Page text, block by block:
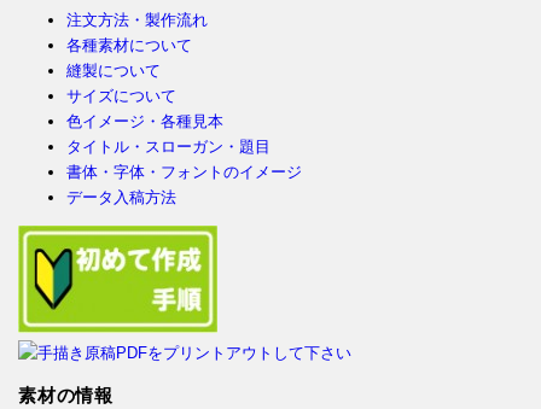
注文方法・製作流れ
各種素材について
縫製について
サイズについて
色イメージ・各種見本
タイトル・スローガン・題目
書体・字体・フォントのイメージ
データ入稿方法
素材の情報